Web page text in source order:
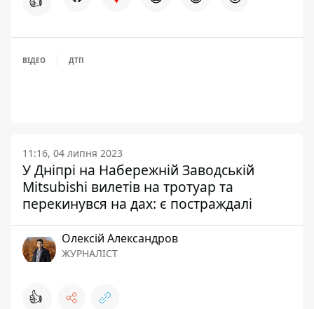
ВІДЕО ДТП
11:16, 04 липня 2023
У Дніпрі на Набережній Заводській
Mitsubishi вилетів на тротуар та
перекинувся на дах: є постраждалі
Олексій Александров
ЖУРНАЛІСТ
👍